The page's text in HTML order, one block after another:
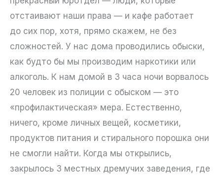
отстаивают наши права — и кафе работает
до сих пор, хотя, прямо скажем, не без
сложностей. У нас дома проводились обыски,
как будто бы мы производим наркотики или
алкоголь. К нам домой в 3 часа ночи ворвалось
20 человек из полиции с обыском — это
«профилактическая» мера. Естественно,
ничего, кроме личных вещей, косметики,
продуктов питания и стирального порошка они
не смогли найти. Когда мы открылись,
закрылось 3 местных дремучих заведения, где